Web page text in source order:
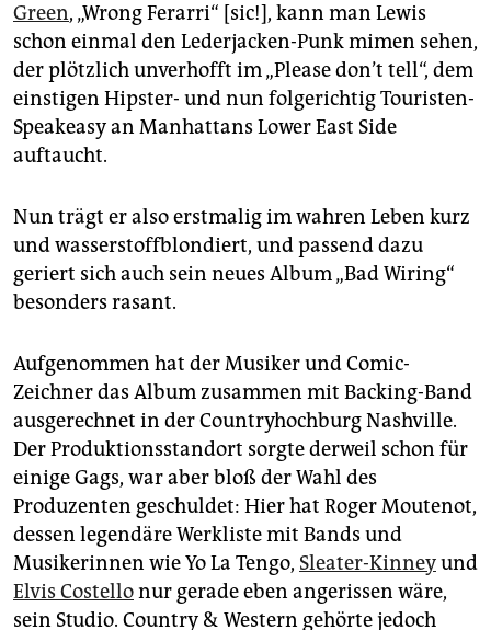
Green, „Wrong Ferarri“ [sic!], kann man Lewis
schon einmal den Lederjacken-Punk mimen sehen,
der plötzlich unverhofft im „Please don’t tell“, dem
einstigen Hipster- und nun folgerichtig Touristen-
Speakeasy an Manhattans Lower East Side
auftaucht.
Nun trägt er also erstmalig im wahren Leben kurz
und wasserstoffblondiert, und passend dazu
geriert sich auch sein neues Album „Bad Wiring“
besonders rasant.
Aufgenommen hat der Musiker und Comic-
Zeichner das Album zusammen mit Backing-Band
ausgerechnet in der Countryhochburg Nashville.
Der Produktionsstandort sorgte derweil schon für
einige Gags, war aber bloß der Wahl des
Produzenten geschuldet: Hier hat Roger Moutenot,
dessen legendäre Werkliste mit Bands und
Musikerinnen wie Yo La Tengo, Sleater-Kinneyund
Elvis Costellonur gerade eben angerissen wäre,
sein Studio. Country & Western gehörte jedoch